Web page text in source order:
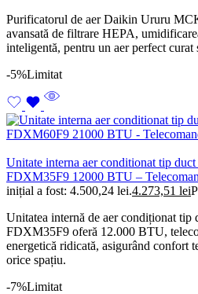
Purificatorul de aer Daikin Ururu
avansată de filtrare HEPA,
inteligentă, pentru un aer perfect curat
-5%Limitat
Unitate interna aer conditionat tip
FDXM35F9 12000 BTU –
inițial a fost: 4.500,24 lei.4.273,51 lei
Unitatea internă de aer condiționat
FDXM35F9 oferă 12.000 BTU,
energetică ridicată, asigurând confort
orice spațiu.
-7%Limitat